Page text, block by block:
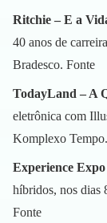
Ritchie – E a
40 anos de
Bradesco. Fonte
TodayLand – A
eletrônica com
Komplexo Tempo.
Experience Expo
híbridos, nos dias
Fonte